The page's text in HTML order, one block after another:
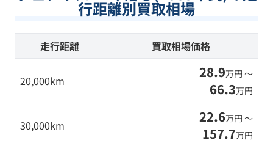
行距離別買取相場
走行距離 買取相場価格
20,000km 28.9万円 〜
66.3万円
30,000km 22.6万円 〜
157.7万円